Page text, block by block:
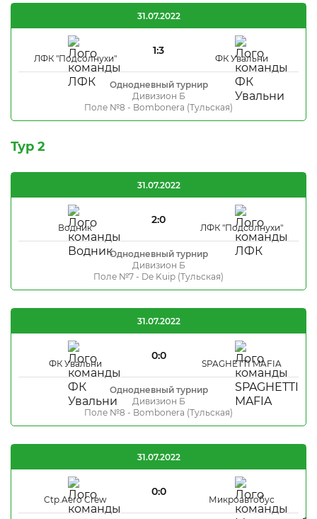
ЛФК "Подсолнухи"
1:3
ФК Увальни
31.07.2022
Однодневный турнир
Дивизион Б
Поле №8 - Bombonera (Тульская)
Тур 2
Водник
2:0
ЛФК "Подсолнухи"
31.07.2022
Однодневный турнир
Дивизион Б
Поле №7 - De Kuip (Тульская)
ФК Увальни
0:0
SPAGHETTI MAFIA
31.07.2022
Однодневный турнир
Дивизион Б
Поле №8 - Bombonera (Тульская)
Ctp.Aero Crew
0:0
Микроавтобус
31.07.2022